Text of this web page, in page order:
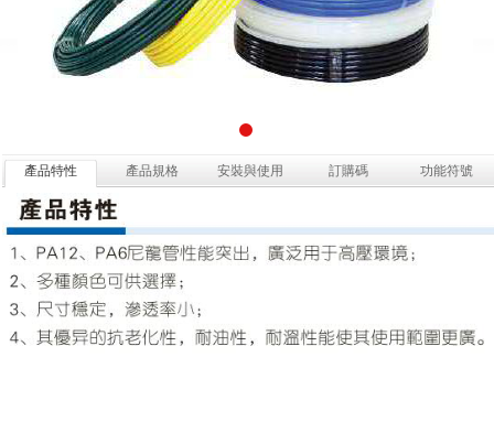
產品特性 產品規格 安裝與使用 訂購碼 功能符號